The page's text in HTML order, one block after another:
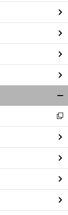
閉
る
新
し
い
ウ
ィ
ン
ド
ウ
で
開